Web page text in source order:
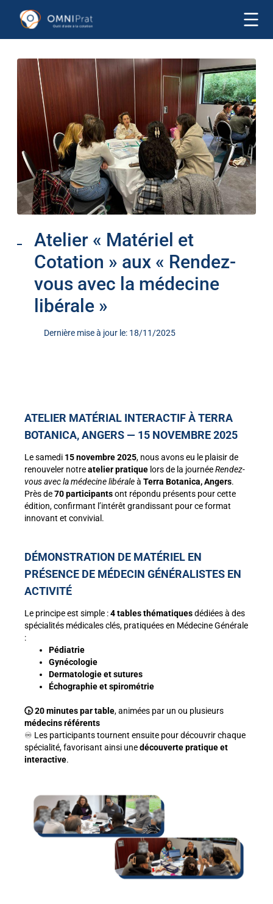
Atelier « Matériel et
Cotation » aux « Rendez-
vous avec la médecine
libérale »
Dernière mise à jour le: 18/11/2025
ATELIER MATÉRIAL INTERACTIF À TERRA
BOTANICA, ANGERS — 15 NOVEMBRE 2025
Le samedi 15 novembre 2025, nous avons eu le plaisir de
renouveler notreatelier pratique lors de la journéeRendez-
vous avec la médecine libéraleà Terra Botanica, Angers.
Près de70 participantsont répondu présents pour cette
édition, confirmant l’intérêt grandissant pour ce format
innovant et convivial.
DÉMONSTRATION DE MATÉRIEL EN
PRÉSENCE DE MÉDECIN GÉNÉRALISTES EN
ACTIVITÉ
Le principe est simple :4 tables thématiquesdédiées à des
spécialités médicales clés, pratiquées en Médecine Générale
:
Pédiatrie
Gynécologie
Dermatologie et sutures
Échographie et spirométrie
🕟 20 minutes par table, animées par un ou plusieurs
médecins référents
♾️ Les participants tournent ensuite pour découvrir chaque
spécialité, favorisant ainsi unedécouverte pratique et
interactive.